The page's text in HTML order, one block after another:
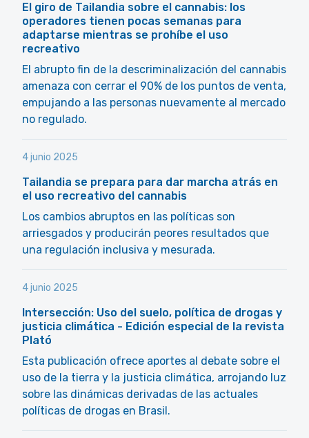
El giro de Tailandia sobre el cannabis: los
operadores tienen pocas semanas para
adaptarse mientras se prohíbe el uso
recreativo
El abrupto fin de la descriminalización del cannabis
amenaza con cerrar el 90% de los puntos de venta,
empujando a las personas nuevamente al mercado
no regulado.
4 junio 2025
Tailandia se prepara para dar marcha atrás en
el uso recreativo del cannabis
Los cambios abruptos en las políticas son
arriesgados y producirán peores resultados que
una regulación inclusiva y mesurada.
4 junio 2025
Intersección: Uso del suelo, política de drogas y
justicia climática - Edición especial de la revista
Plató
Esta publicación ofrece aportes al debate sobre el
uso de la tierra y la justicia climática, arrojando luz
sobre las dinámicas derivadas de las actuales
políticas de drogas en Brasil.